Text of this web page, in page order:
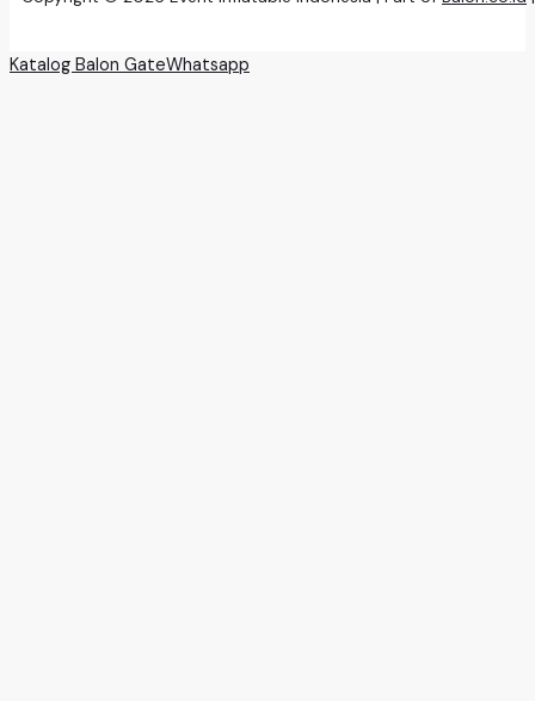
Katalog Balon GateWhatsapp